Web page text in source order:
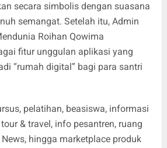
secara simbolis dengan suasana
semangat. Setelah itu, Admin
Roihan Qowima
fitur unggulan aplikasi yang
“rumah digital” bagi para santri
pelatihan, beasiswa, informasi
& travel, info pesantren, ruang
hingga marketplace produk